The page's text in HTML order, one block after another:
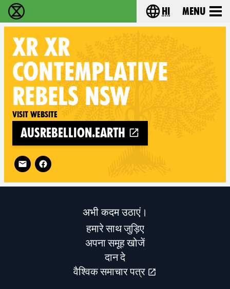
विलुप्ति विद्रोह - Home Choose your
hi Menu
XR XR
CONTEMPLATIVE
REBELS NSW
Visit website
ausrebellion.earth
Follow XR XR Contemplative Rebels NSW on
अभी कदम उठाएं।
हमारे साथ जुड़िए
अपना समूह खोजें
दान दे
वैश्विक समाचार पत्र